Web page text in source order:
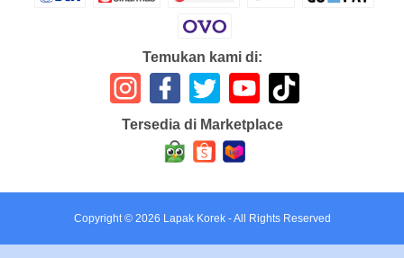
Temukan kami di:
Tersedia di Marketplace
Copyright © 2026 Lapak Korek- All Rights Reserved